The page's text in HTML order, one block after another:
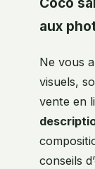
Coco
aux
Ne vous
visuels,
vente en
conseils